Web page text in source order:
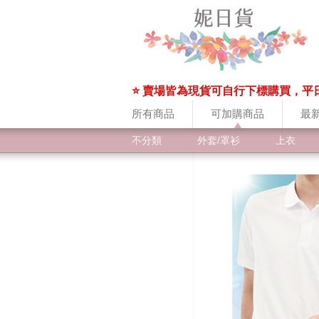
所有商品 可加購商品 最
⭐ 賣場皆為現貨可自行下標購買，平
不分類 外套/罩衫 上衣